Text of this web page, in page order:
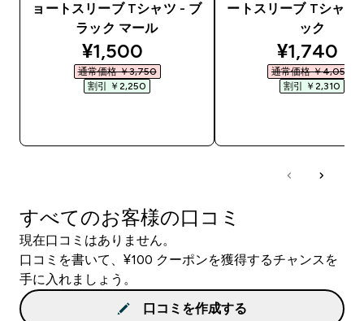
ョートスリーブ Tシャツ - ブ
ラック マール
discounted price
¥1,500‎
通常価格 ￥3,750‎
割引 ￥2,250‎
ートスリーブ Tシャツ
ック
¥1,740‎
通常価格 ￥4,050‎
割引 ￥2,310‎
すべてのお客様の口コミ
現在口コミはありません。
口コミを書いて、¥100 クーポンを獲得するチャンスを
手に入れましょう。
口コミを作成する